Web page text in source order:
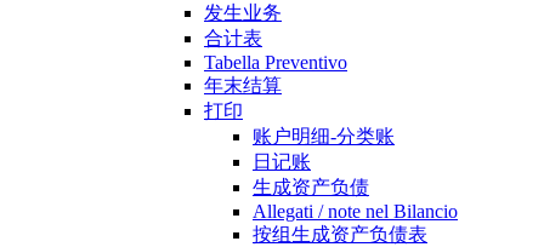
发生业务
合计表
Tabella Preventivo
年末结算
打印
账户明细-分类账
日记账
生成资产负债
Allegati / note nel Bilancio
按组生成资产负债表